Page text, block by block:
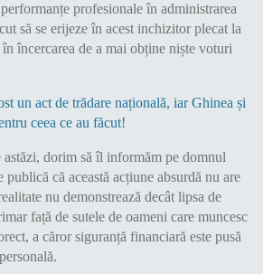
profesionale în administrarea
să se erijeze în acest inchizitor plecat la
încercarea de a mai obține niște voturi
un act de trădare națională, iar Ghinea și
ceea ce au făcut!
astăzi, dorim să îl informăm pe domnul
că această acțiune absurdă nu are
nu demonstrează decât lipsa de
față de sutele de oameni care muncesc
a căror siguranță financiară este pusă